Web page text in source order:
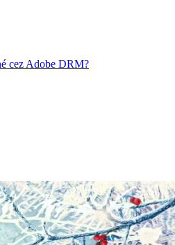
cez Adobe DRM?